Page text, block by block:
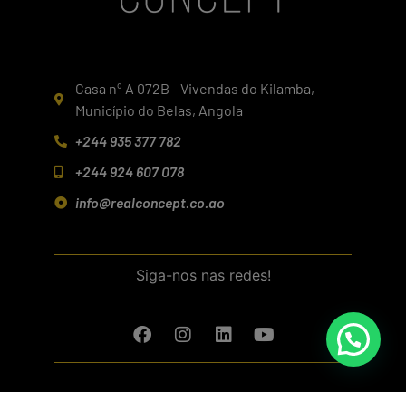
Casa nº A 072B - Vivendas do Kilamba,
Município do Belas, Angola
+244 935 377 782
+244 924 607 078
info@realconcept.co.ao
Siga-nos nas redes!